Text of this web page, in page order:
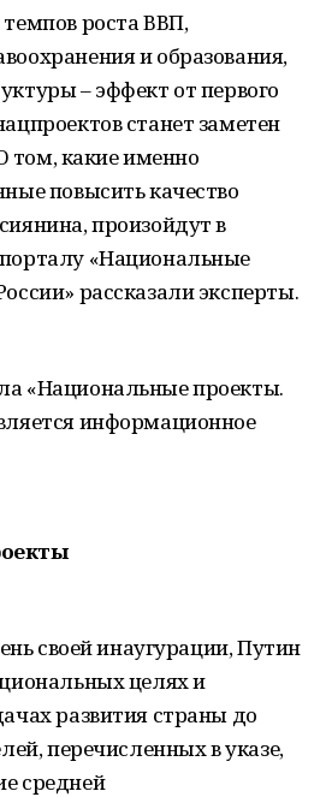
роста ВВП,
и образования,
– эффект от первого
станет заметен
том, какие именно
повысить качество
произойдут в
«Национальные
рассказали эксперты.
«Национальные проекты.
информационное
своей инаугурации, Путин
целях и
развития страны до
перечисленных в указе,
средней